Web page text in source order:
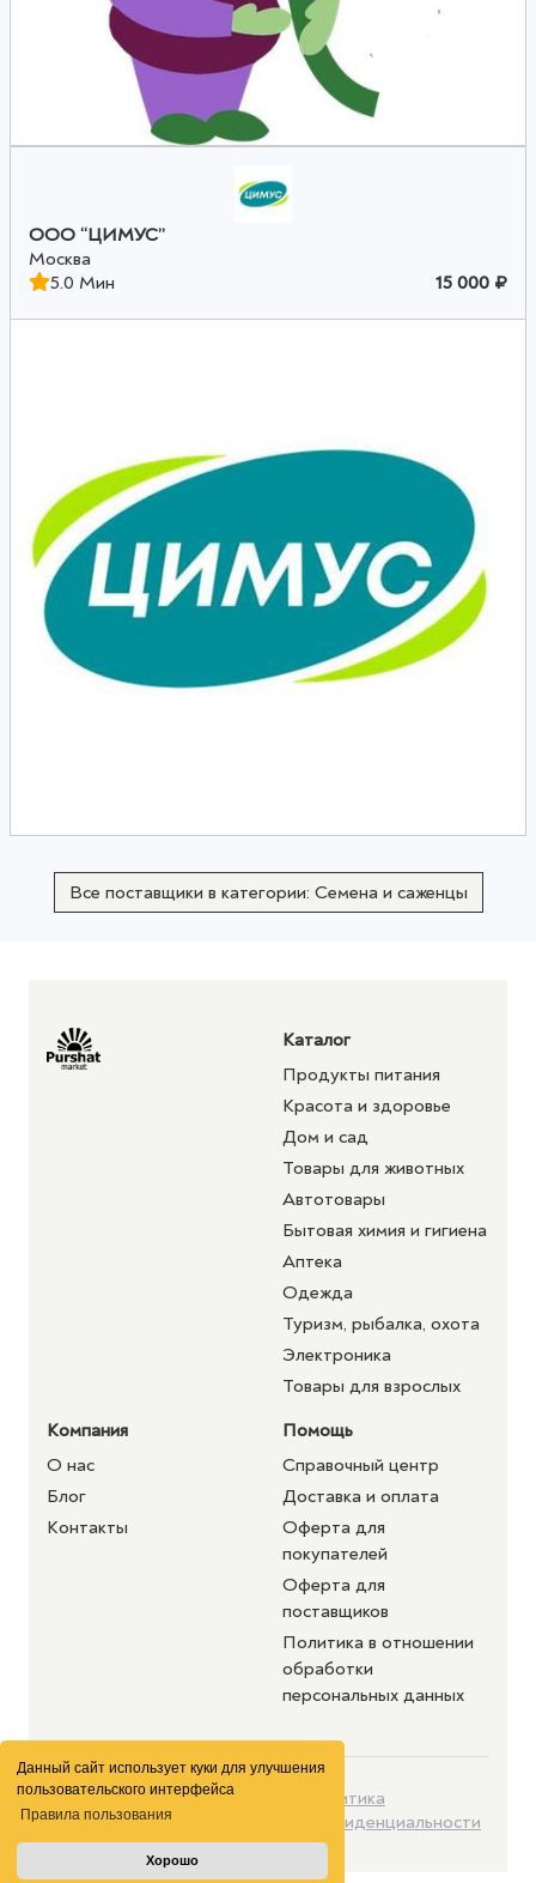
Данный сайт использует куки для улучшения
пользовательского интерфейса
Правила пользования
Хорошо
ООО “ЦИМУС”
Москва
5.0 Мин
15 000 ₽
Все поставщики в категории: Семена и саженцы
Каталог
Продукты питания
Красота и здоровье
Дом и сад
Товары для животных
Автотовары
Бытовая химия и гигиена
Аптека
Одежда
Туризм, рыбалка, охота
Электроника
Товары для взрослых
Компания
О нас
Блог
Контакты
Помощь
Справочный центр
Доставка и оплата
Оферта для
покупателей
Оферта для
поставщиков
Политика в отношении
обработки
персональных данных
©2026 purshat.market. Все
права защищены
Политика
конфиденциальности